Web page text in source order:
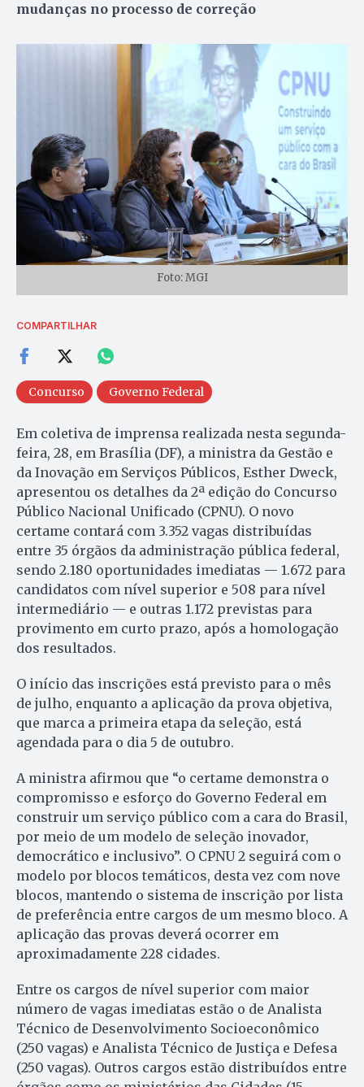
mudanças no processo de correção
Foto: MGI
COMPARTILHAR
Concurso Governo Federal
Em coletiva de imprensa realizada nesta segunda-
feira, 28, em Brasília (DF), a ministra da Gestão e
da Inovação em Serviços Públicos, Esther Dweck,
apresentou os detalhes da 2ª edição do Concurso
Público Nacional Unificado (CPNU). O novo
certame contará com 3.352 vagas distribuídas
entre 35 órgãos da administração pública federal,
sendo 2.180 oportunidades imediatas — 1.672 para
candidatos com nível superior e 508 para nível
intermediário — e outras 1.172 previstas para
provimento em curto prazo, após a homologação
dos resultados.
O início das inscrições está previsto para o mês
de julho, enquanto a aplicação da prova objetiva,
que marca a primeira etapa da seleção, está
agendada para o dia 5 de outubro.
A ministra afirmou que “o certame demonstra o
compromisso e esforço do Governo Federal em
construir um serviço público com a cara do Brasil,
por meio de um modelo de seleção inovador,
democrático e inclusivo”. O CPNU 2 seguirá com o
modelo por blocos temáticos, desta vez com nove
blocos, mantendo o sistema de inscrição por lista
de preferência entre cargos de um mesmo bloco. A
aplicação das provas deverá ocorrer em
aproximadamente 228 cidades.
Entre os cargos de nível superior com maior
número de vagas imediatas estão o de Analista
Técnico de Desenvolvimento Socioeconômico
(250 vagas) e Analista Técnico de Justiça e Defesa
(250 vagas). Outros cargos estão distribuídos entre